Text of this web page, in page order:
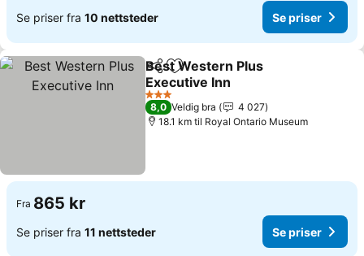
Se priser fra 10 nettsteder Se priser
Del Legg til i favoritter
Best Western Plus
Executive Inn
3 Stjerner
8,0 Veldig bra
4 027
18.1 km til Royal Ontario Museum
Fra 865 kr
Se priser fra 11 nettsteder Se priser